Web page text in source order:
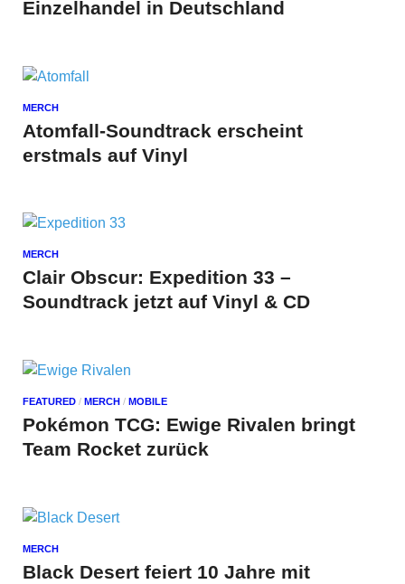
Einzelhandel in Deutschland
MERCH
Atomfall-Soundtrack erscheint
erstmals auf Vinyl
MERCH
Clair Obscur: Expedition 33 –
Soundtrack jetzt auf Vinyl & CD
FEATURED / MERCH / MOBILE
Pokémon TCG: Ewige Rivalen bringt
Team Rocket zurück
MERCH
Black Desert feiert 10 Jahre mit